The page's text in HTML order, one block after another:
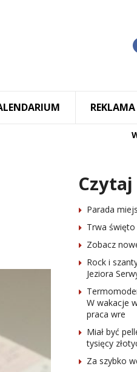
REKLAMA
Parada
Trwa święto
Zobacz
Rock i
Jeziora
W wakacje
praca wre
Miał być
tysięcy
Za szybko